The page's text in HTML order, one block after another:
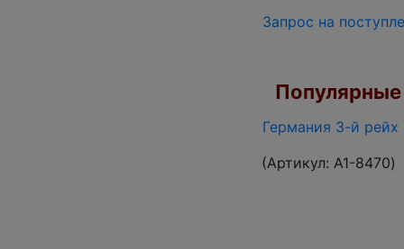
Запрос на
Германия 3-й рейх
(Артикул: A1-8470)